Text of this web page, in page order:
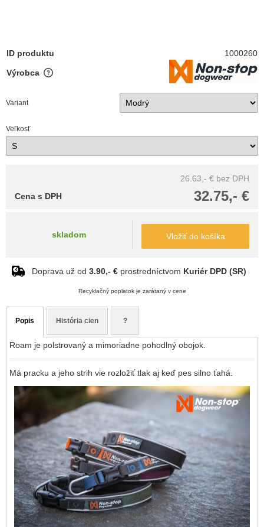
ID produktu 1000260
Výrobca
Variant
Veľkosť
26.63,- € bez DPH
32.75,- €
Cena s DPH
skladom Vložiť do košíka
Doprava už od 3.90,- € prostredníctvom Kuriér DPD (SR)
Recyklačný poplatok je zarátaný v cene
Popis História cien ?
Roam je polstrovaný a mimoriadne pohodlný obojok.
Má pracku a jeho strih vie rozložiť tlak aj keď pes silno ťahá.